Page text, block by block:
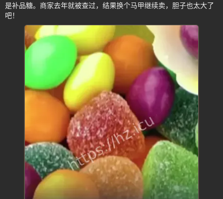
是补品糖。商家去年就被查过，结果换个马甲继续卖，胆子也太大了
吧！